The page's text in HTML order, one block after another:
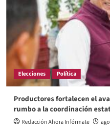
Elecciones Política
Productores fortalecen el
rumbo a la coordinación
Redacción Ahora Infórmate